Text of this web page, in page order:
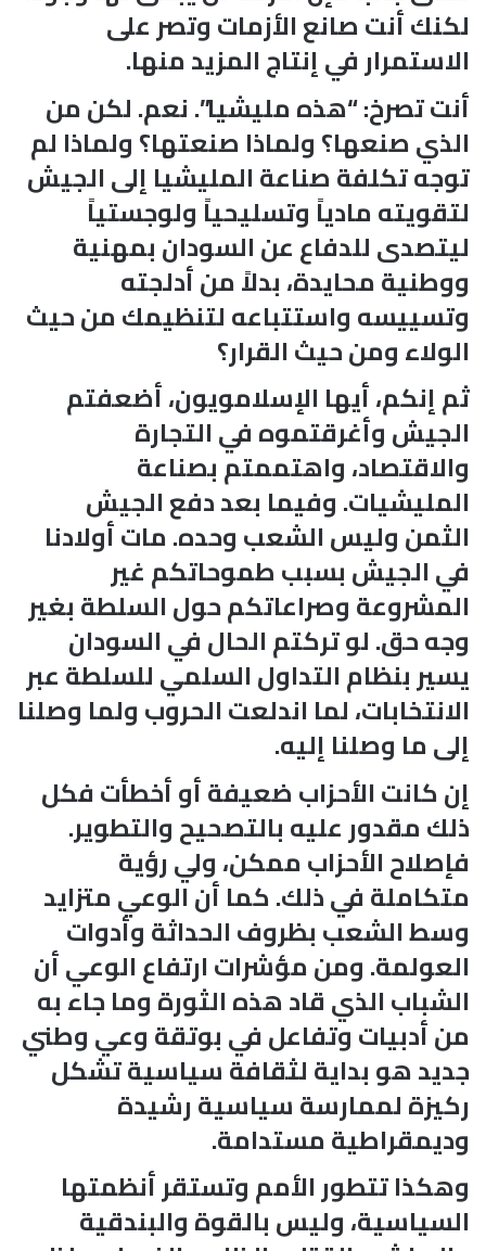
لكنك أنت صانع الأزمات وتصر على
الاستمرار في إنتاج المزيد منها.
أنت تصرخ: “هذه مليشيا”. نعم. لكن من
الذي صنعها؟ ولماذا صنعتها؟ ولماذا لم
توجه تكلفة صناعة المليشيا إلى الجيش
لتقويته مادياً وتسليحياً ولوجستياً
ليتصدى للدفاع عن السودان بمهنية
ووطنية محايدة، بدلاً من أدلجته
وتسييسه واستتباعه لتنظيمك من حيث
الولاء ومن حيث القرار؟
ثم إنكم، أيها الإسلامويون، أضعفتم
الجيش وأغرقتموه في التجارة
والاقتصاد، واهتممتم بصناعة
المليشيات. وفيما بعد دفع الجيش
الثمن وليس الشعب وحده. مات أولادنا
في الجيش بسبب طموحاتكم غير
المشروعة وصراعاتكم حول السلطة بغير
وجه حق. لو تركتم الحال في السودان
يسير بنظام التداول السلمي للسلطة عبر
الانتخابات، لما اندلعت الحروب ولما وصلنا
إلى ما وصلنا إليه.
إن كانت الأحزاب ضعيفة أو أخطأت فكل
ذلك مقدور عليه بالتصحيح والتطوير.
فإصلاح الأحزاب ممكن، ولي رؤية
متكاملة في ذلك. كما أن الوعي متزايد
وسط الشعب بظروف الحداثة وأدوات
العولمة. ومن مؤشرات ارتفاع الوعي أن
الشباب الذي قاد هذه الثورة وما جاء به
من أدبيات وتفاعل في بوتقة وعي وطني
جديد هو بداية لثقافة سياسية تشكل
ركيزة لممارسة سياسية رشيدة
وديمقراطية مستدامة.
وهكذا تتطور الأمم وتستقر أنظمتها
السياسية، وليس بالقوة والبندقية